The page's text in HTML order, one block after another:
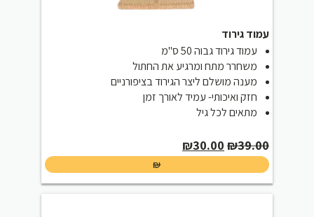
עמוד גירוד
עמוד גירוד גבוה 50 ס"מ
משחרר מתח ומרגיע את החתול
מענה מושלם ליצר הגירוד בציפורניים
חזק ואיכותי- עמיד לאורך זמן
מתאים לכל גיל
₪39.00
Original
price
was:
₪39.00.
₪30.00
price
is:
₪30.00.
₪